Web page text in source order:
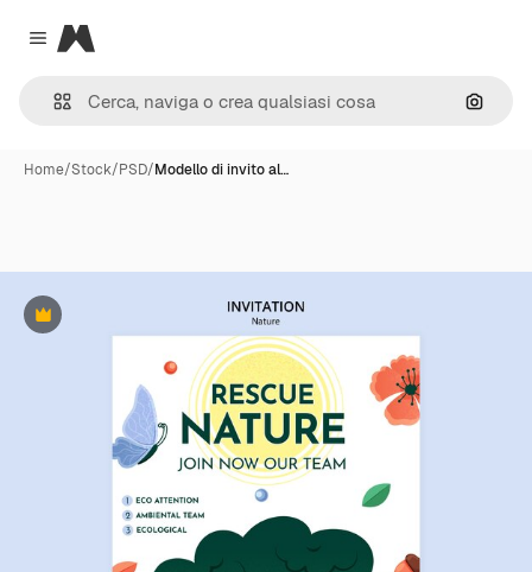
Close menu
Magnific
Cerca
Home/Stock/PSD/Modello di invito al…
Premium